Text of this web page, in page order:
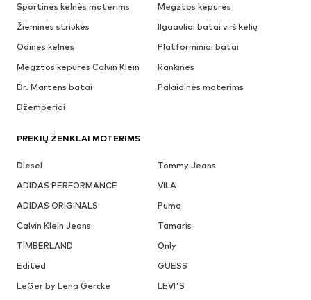
Sportinės kelnės moterims
Megztos kepurės
Žieminės striukės
Ilgaauliai batai virš kelių
Odinės kelnės
Platforminiai batai
Megztos kepurės Calvin Klein
Rankinės
Dr. Martens batai
Palaidinės moterims
Džemperiai
PREKIŲ ŽENKLAI MOTERIMS
Diesel
Tommy Jeans
ADIDAS PERFORMANCE
VILA
ADIDAS ORIGINALS
Puma
Calvin Klein Jeans
Tamaris
TIMBERLAND
Only
Edited
GUESS
LeGer by Lena Gercke
LEVI'S